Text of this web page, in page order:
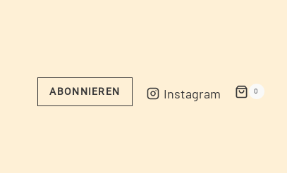
ABONNIEREN Instagram 0